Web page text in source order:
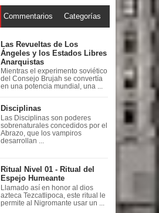
Commentarios Categorías
Las Revueltas de Los
Ángeles y los Estados Libres
Anarquistas
Mientras el experimento soviético
del Consejo Brujah se convertía
en una potencia mundial, una ...
Disciplinas
Las Disciplinas son poderes
sobrenaturales concedidos por el
Abrazo, que los vampiros
desarrollan ...
Ritual Nivel 01 - Ritual del
Espejo Humeante
Llamado así en honor al dios
azteca Tezcatlipoca, este ritual le
permite al Nigromante usar un ...